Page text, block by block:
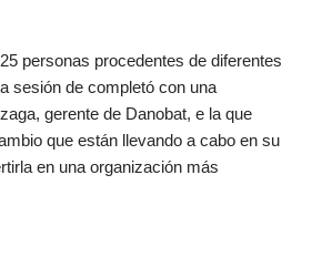
personas procedentes de diferentes
sesión de completó con una
gerente de Danobat, e la que
que están llevando a cabo en su
en una organización más